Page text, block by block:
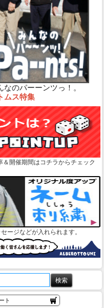
なのパーーンツっ！。
ムス特集
開催期間はコチラからチェック
ージなどが入れられます。
ト